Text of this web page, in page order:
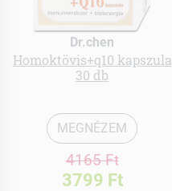
Dr.chen
Homoktövis+q10 kapszula
30 db
MEGNÉZEM
4165 Ft
3799 Ft